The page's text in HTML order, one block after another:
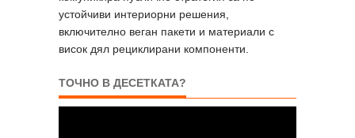
устойчиви интериорни решения,
включително веган пакети и материали с
висок дял рециклирани компоненти.
ТОЧНО В ДЕСЕТКАТА?